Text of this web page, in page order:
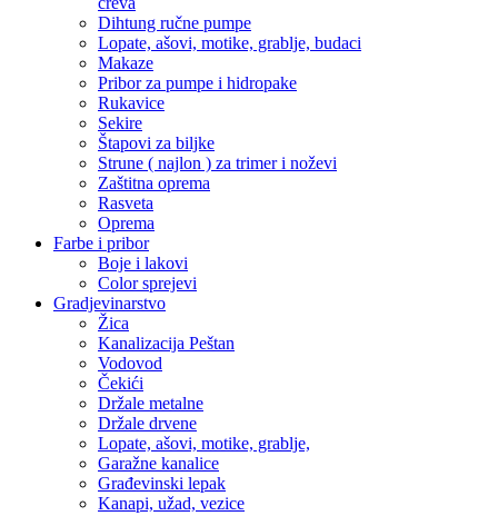
Dihtung ručne pumpe
Lopate, ašovi, motike, grablje, budaci
Makaze
Pribor za pumpe i hidropake
Rukavice
Sekire
Štapovi za biljke
Strune ( najlon ) za trimer i noževi
Zaštitna oprema
Rasveta
Oprema
Farbe i pribor
Boje i lakovi
Color sprejevi
Gradjevinarstvo
Žica
Kanalizacija Peštan
Vodovod
Čekići
Držale metalne
Držale drvene
Lopate, ašovi, motike, grablje,
Garažne kanalice
Građevinski lepak
Kanapi, užad, vezice